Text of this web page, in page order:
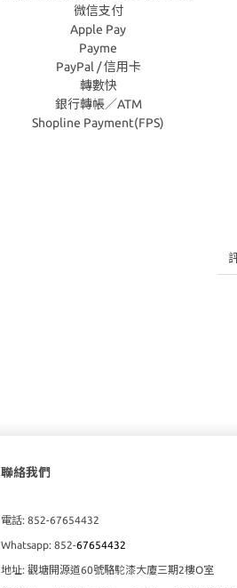
微信支付
Apple Pay
Payme
PayPal / 信用卡
轉數快
銀行轉帳／ATM
Shopline Payment(FPS)
聯絡我們
電話: 852-67654432
Whatsapp: 852-67654432
地址: 觀塘開源道60號駱駝漆大廈三期2樓O室